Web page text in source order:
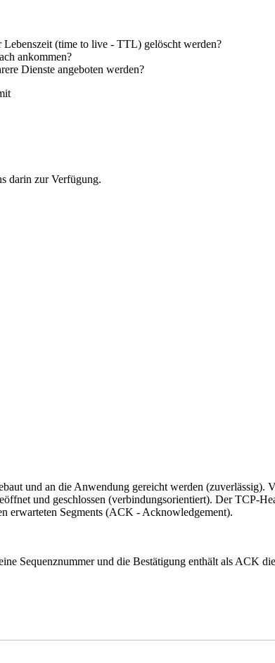
Lebenszeit (time to live - TTL) gelöscht werden?
ankommen?
Dienste angeboten werden?
darin zur Verfügung.
und an die Anwendung gereicht werden (zuverlässig).
und geschlossen (verbindungsorientiert). Der TCP-
erwarteten Segments (ACK - Acknowledgement).
Sequenznummer und die Bestätigung enthält als ACK